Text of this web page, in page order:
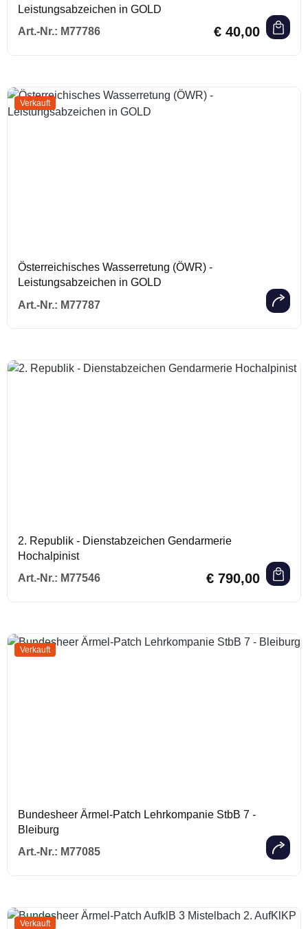
Leistungsabzeichen in GOLD
Art.-Nr.: M77786
Regulärer Preis:
€ 40,00
Verkauft
Österreichisches Wasserretung (ÖWR) -
Leistungsabzeichen in GOLD
Art.-Nr.: M77787
Regulärer
2. Republik - Dienstabzeichen Gendarmerie
Hochalpinist
Art.-Nr.: M77546 € 790,00
Verkauft
Bundesheer Ärmel-Patch Lehrkompanie StbB 7 -
Bleiburg
Art.-Nr.: M77085
Regulärer
Verkauft